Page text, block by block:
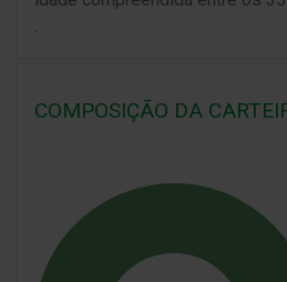
COMPOSIÇÃO DA